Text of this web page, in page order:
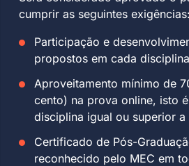
cumprir as seguintes exigências:
Participação e
propostos em cada
Aproveitamento mínimo de
cento) na prova online, isto
disciplina igual ou superior a
Certificado de Pós-
reconhecido pelo MEC em